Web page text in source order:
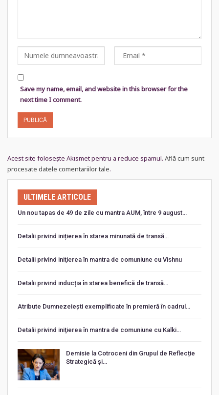
Save my name, email, and website in this browser for the
next time I comment.
Acest site folosește Akismet pentru a reduce spamul. Află cum sunt
procesate datele comentariilor tale.
ULTIMELE ARTICOLE
Un nou tapas de 49 de zile cu mantra AUM, între 9 august…
Detalii privind inițierea în starea minunată de transă…
Detalii privind iniţierea în mantra de comuniune cu Vishnu
Detalii privind inducția în starea benefică de transă…
Atribute Dumnezeiești exemplificate în premieră în cadrul…
Detalii privind iniţierea în mantra de comuniune cu Kalki…
Demisie la Cotroceni din Grupul de Reflecție
Strategică și…